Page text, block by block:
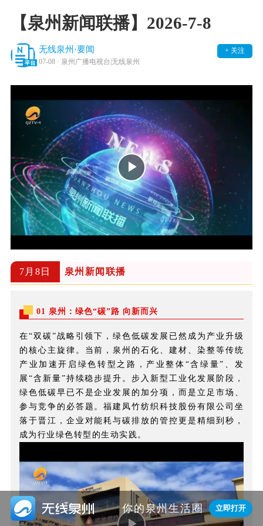
 你的泉州生活圈 立即打开
【泉州新闻联播】2026-7-8
无线泉州·要闻
+ 关注
07-08 · 泉州广播电视台|无线泉州
Play
Video
7月8日 泉州新闻联播
01 泉州：绿色“碳”路 向新而兴
820.5亿元
在“双碳”战略引领下，绿色低碳发展已然成为产业升级
的核心主旋律。当前，泉州的石化、建材、染整等传统
产业加速开启绿色转型之路，产业整体“含绿量”、发
展“含新量”持续稳步提升。步入新型工业化发展阶段，
绿色低碳早已不是企业发展的加分项，而是立足市场、
参与竞争的必答题。福建凤竹纺织科技股份有限公司坐
落于晋江，企业对能耗与碳排放的管控更是精细到秒，
成为行业绿色转型的生动实践。